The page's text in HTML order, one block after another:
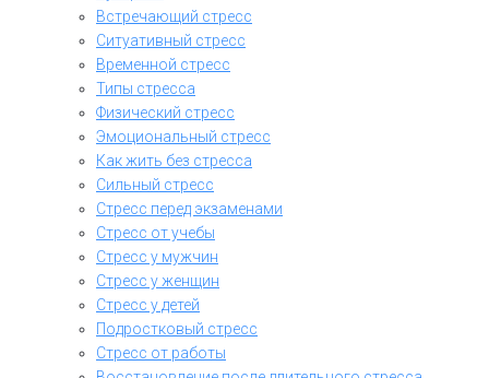
Встречающий стресс
Ситуативный стресс
Временной стресс
Типы стресса
Физический стресс
Эмоциональный стресс
Как жить без стресса
Сильный стресс
Стресс перед экзаменами
Стресс от учебы
Стресс у мужчин
Стресс у женщин
Стресс у детей
Подростковый стресс
Стресс от работы